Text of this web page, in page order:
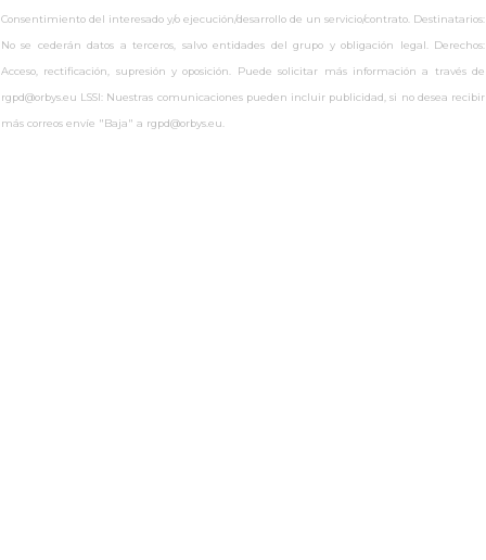
Consentimiento del interesado y/o ejecución/desarrollo de un servicio/contrato. Destinatarios:
No se cederán datos a terceros, salvo entidades del grupo y obligación legal. Derechos:
Acceso, rectificación, supresión y oposición. Puede solicitar más información a través de
rgpd@orbys.eu LSSI: Nuestras comunicaciones pueden incluir publicidad, si no desea recibir
más correos envíe "Baja" a rgpd@orbys.eu.